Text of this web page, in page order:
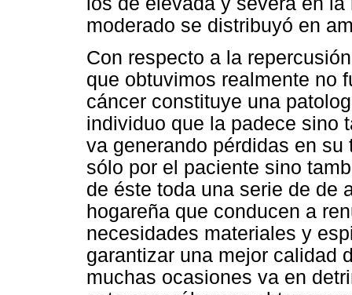
moderado se distribuyó en
Con respecto a la
que obtuvimos realmente no
cáncer constituye una
individuo que la padece sino
va generando pérdidas en
sólo por el paciente sino
de éste toda una serie de de
hogareña que conducen a
necesidades materiales y
garantizar una mejor calidad
muchas ocasiones va en